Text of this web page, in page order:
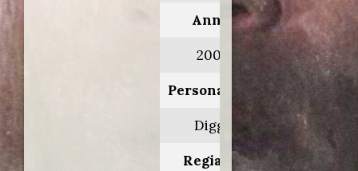
Anno:
2002
Personaggio:
Diggs
Regia di: